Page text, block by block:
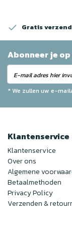
Gratis
Abonneer je
* We zullen uw e-
Klantenservice
Klantenservice
Over ons
Algemene
Betaalmethoden
Privacy Policy
Verzenden &